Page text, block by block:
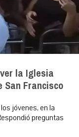
la Iglesia
San Francisco
jóvenes, en la
preguntas